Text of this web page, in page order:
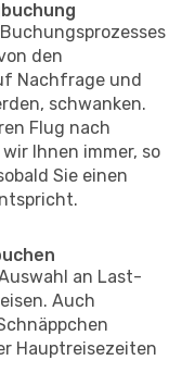
den
Nachfrage und
schwanken.
Flug nach
Ihnen immer, so
Sie einen
an Last-
Auch
Hauptreisezeiten